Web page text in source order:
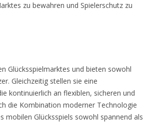
zu bewahren und Spielerschutz zu
Glücksspielmarktes und bieten sowohl
Gleichzeitig stellen sie eine
kontinuierlich an flexiblen, sicheren und
die Kombination moderner Technologie
Glücksspiels sowohl spannend als